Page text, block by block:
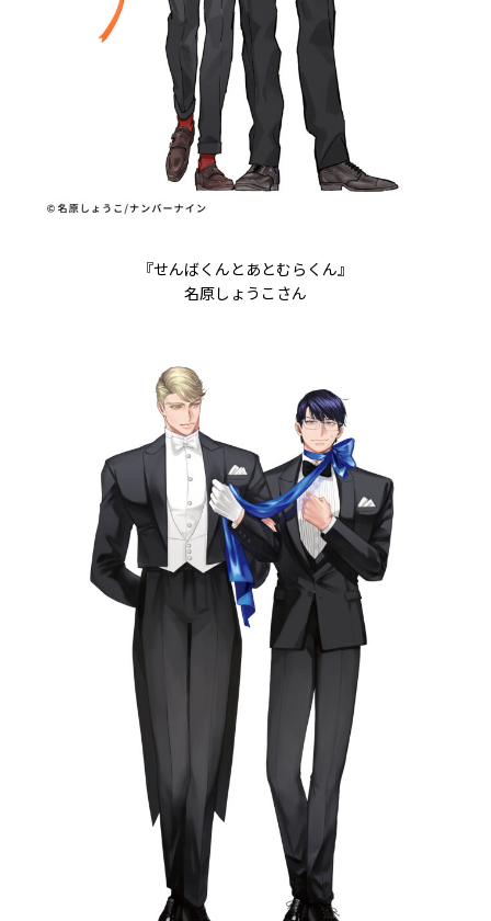
『せんばくんとあとむらくん』
名原しょうこさん